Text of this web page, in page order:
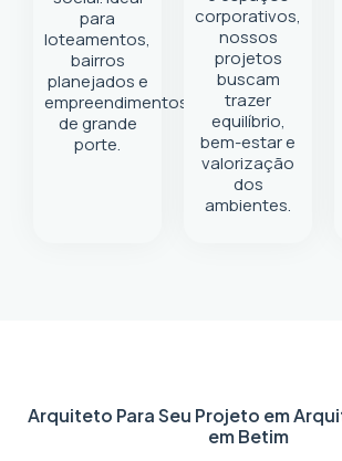
para
loteamentos,
bairros
planejados e
empreendimentos
de grande
porte.
corporativos,
nossos
projetos
buscam
trazer
equilíbrio,
bem-estar e
valorização
dos
ambientes.
Arquiteto Para Seu Projeto em
em Betim